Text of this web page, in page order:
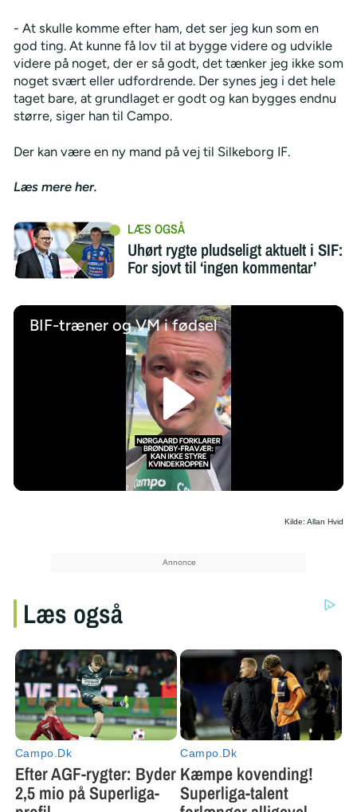
- At skulle komme efter ham, det ser jeg kun som en
god ting. At kunne få lov til at bygge videre og udvikle
videre på noget, der er så godt, det tænker jeg ikke som
noget svært eller udfordrende. Der synes jeg i det hele
taget bare, at grundlaget er godt og kan bygges endnu
større, siger han til Campo.
Der kan være en ny mand på vej til Silkeborg IF.
Læs mere her.
Uhørt rygte pludseligt aktuelt i SIF:
For sjovt til ‘ingen kommentar’
BIF-træner og VM i fødsel
/
Kilde: Allan Hvid